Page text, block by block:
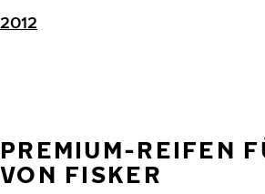
2012
PREMIUM-REIFEN
VON FISKER